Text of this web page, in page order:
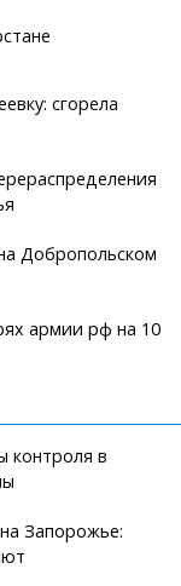
сгорела
Добропольском
армии рф на 10
контроля в
Запорожье: